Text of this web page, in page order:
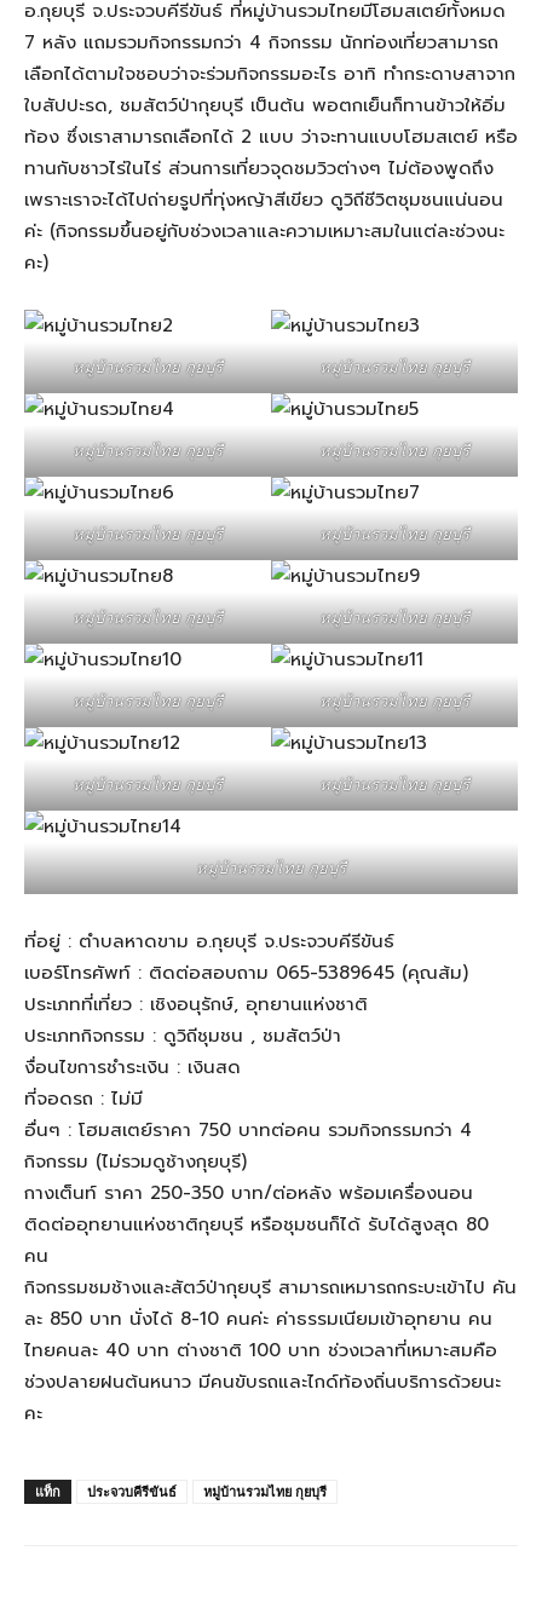
อ.กุยบุรี จ.ประจวบคีรีขันธ์ ที่หมู่บ้านรวมไทยมีโฮมสเตย์ทั้งหมด
7 หลัง แถมรวมกิจกรรมกว่า 4 กิจกรรม นักท่องเที่ยวสามารถ
เลือกได้ตามใจชอบว่าจะร่วมกิจกรรมอะไร อาทิ ทำกระดาษสาจาก
ใบสัปปะรด, ชมสัตว์ป่ากุยบุรี เป็นต้น พอตกเย็นก็ทานข้าวให้อิ่ม
ท้อง ซึ่งเราสามารถเลือกได้ 2 แบบ ว่าจะทานแบบโฮมสเตย์ หรือ
ทานกับชาวไร่ในไร่ ส่วนการเที่ยวจุดชมวิวต่างๆ ไม่ต้องพูดถึง
เพราะเราจะได้ไปถ่ายรูปที่ทุ่งหญ้าสีเขียว ดูวิถีชีวิตชุมชนแน่นอน
ค่ะ (กิจกรรมขึ้นอยู่กับช่วงเวลาและความเหมาะสมในแต่ละช่วงนะ
คะ)
หมู่บ้านรวมไทย กุยบุรี หมู่บ้านรวมไทย กุยบุรี
หมู่บ้านรวมไทย กุยบุรี หมู่บ้านรวมไทย กุยบุรี
หมู่บ้านรวมไทย กุยบุรี หมู่บ้านรวมไทย กุยบุรี
หมู่บ้านรวมไทย กุยบุรี หมู่บ้านรวมไทย กุยบุรี
หมู่บ้านรวมไทย กุยบุรี หมู่บ้านรวมไทย กุยบุรี
หมู่บ้านรวมไทย กุยบุรี หมู่บ้านรวมไทย กุยบุรี
หมู่บ้านรวมไทย กุยบุรี
ที่อยู่ : ตำบลหาดขาม อ.กุยบุรี จ.ประจวบคีรีขันธ์
เบอร์โทรศัพท์ : ติดต่อสอบถาม 065-5389645 (คุณส้ม)
ประเภทที่เที่ยว : เชิงอนุรักษ์, อุทยานแห่งชาติ
ประเภทกิจกรรม : ดูวิถีชุมชน , ชมสัตว์ป่า
งื่อนไขการชำระเงิน : เงินสด
ที่จอดรถ : ไม่มี
อื่นๆ : โฮมสเตย์ราคา 750 บาทต่อคน รวมกิจกรรมกว่า 4
กิจกรรม (ไม่รวมดูช้างกุยบุรี)
กางเต็นท์ ราคา 250-350 บาท/ต่อหลัง พร้อมเครื่องนอน
ติดต่ออุทยานแห่งชาติกุยบุรี หรือชุมชนก็ได้ รับได้สูงสุด 80
คน
กิจกรรมชมช้างและสัตว์ป่ากุยบุรี สามารถเหมารถกระบะเข้าไป คัน
ละ 850 บาท นั่งได้ 8-10 คนค่ะ ค่าธรรมเนียมเข้าอุทยาน คน
ไทยคนละ 40 บาท ต่างชาติ 100 บาท ช่วงเวลาที่เหมาะสมคือ
ช่วงปลายฝนต้นหนาว มีคนขับรถและไกด์ท้องถิ่นบริการด้วยนะ
คะ
แท็ก ประจวบคีรีขันธ์ หมู่บ้านรวมไทย กุยบุรี